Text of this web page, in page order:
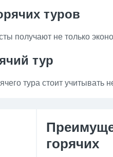
туров
получают не только
тур
тура стоит учитывать
горячих